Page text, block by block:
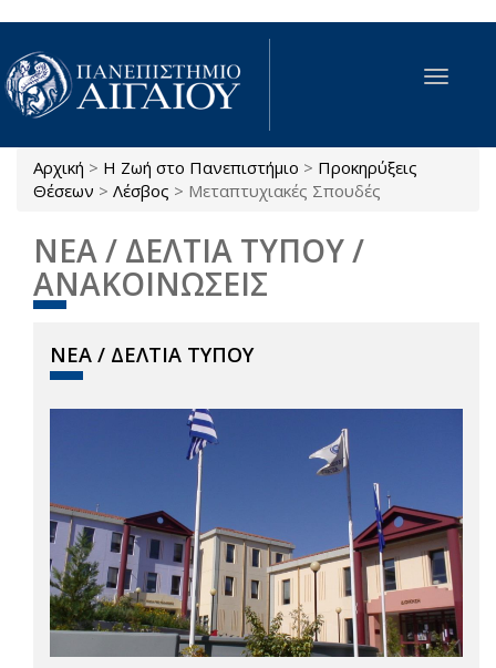
Παράκαμψη προς το κυρίως περιεχόμενο
Toggle
Είστε εδώ
Αρχική > Η Ζωή στο Πανεπιστήμιο > Προκηρύξεις
Θέσεων > Λέσβος > Μεταπτυχιακές Σπουδές
ΝΕΑ / ΔΕΛΤΙΑ ΤΥΠΟΥ /
ΑΝΑΚΟΙΝΩΣΕΙΣ
ΝΕΑ / ΔΕΛΤΙΑ ΤΥΠΟΥ